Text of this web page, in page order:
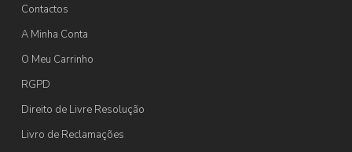
Contactos
A Minha Conta
O Meu Carrinho
RGPD
Direito de Livre Resolução
Livro de Reclamações